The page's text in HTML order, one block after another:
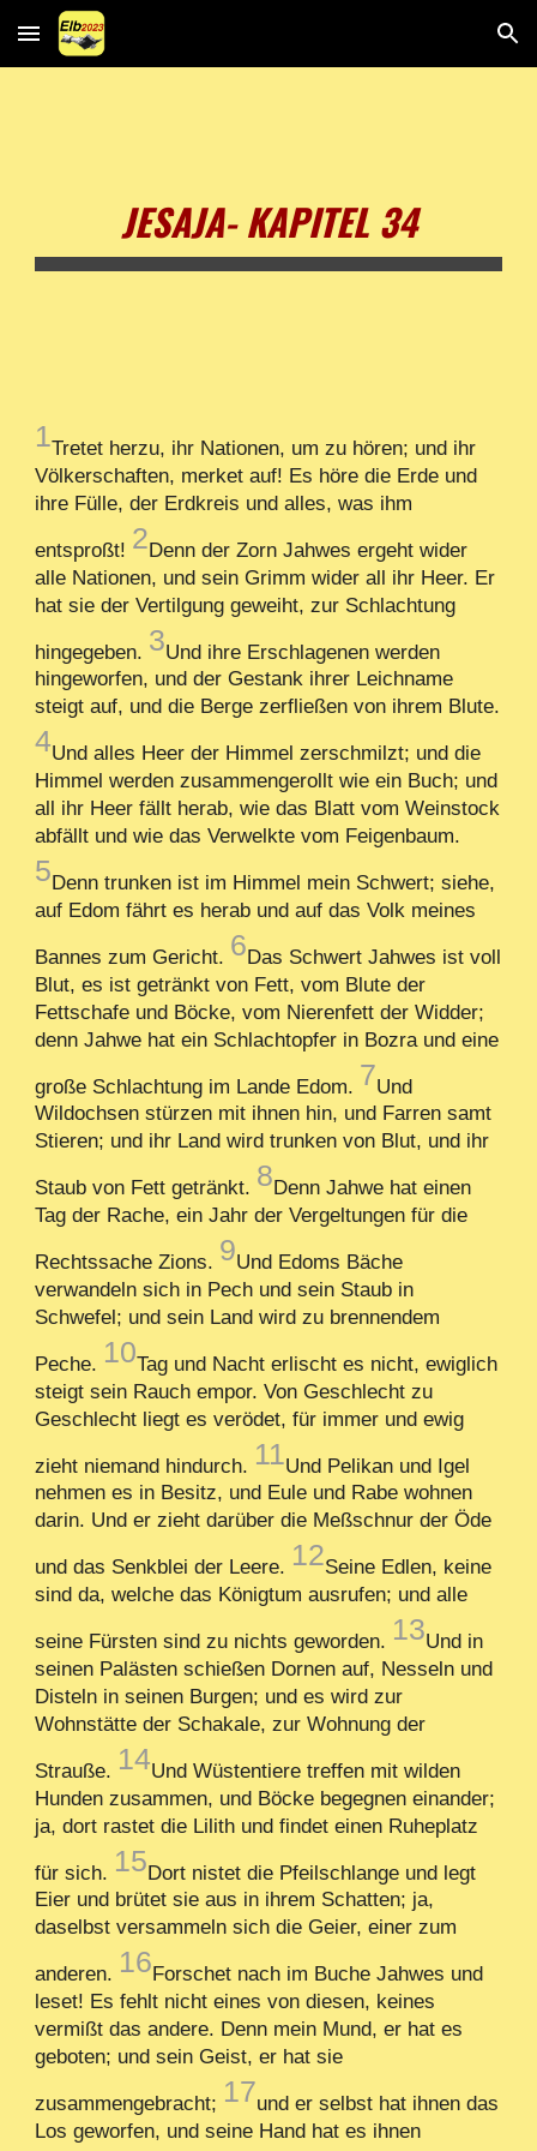
Skip to main content Skip to navigation
JESAJA- KAPITEL 34
1Tretet herzu, ihr Nationen, um zu hören; und ihr
Völkerschaften, merket auf! Es höre die Erde und
ihre Fülle, der Erdkreis und alles, was ihm
entsproßt! 2Denn der Zorn Jahwes ergeht wider
alle Nationen, und sein Grimm wider all ihr Heer. Er
hat sie der Vertilgung geweiht, zur Schlachtung
hingegeben. 3Und ihre Erschlagenen werden
hingeworfen, und der Gestank ihrer Leichname
steigt auf, und die Berge zerfließen von ihrem Blute.
4Und alles Heer der Himmel zerschmilzt; und die
Himmel werden zusammengerollt wie ein Buch; und
all ihr Heer fällt herab, wie das Blatt vom Weinstock
abfällt und wie das Verwelkte vom Feigenbaum.
5Denn trunken ist im Himmel mein Schwert; siehe,
auf Edom fährt es herab und auf das Volk meines
Bannes zum Gericht. 6Das Schwert Jahwes ist voll
Blut, es ist getränkt von Fett, vom Blute der
Fettschafe und Böcke, vom Nierenfett der Widder;
denn Jahwe hat ein Schlachtopfer in Bozra und eine
große Schlachtung im Lande Edom. 7Und
Wildochsen stürzen mit ihnen hin, und Farren samt
Stieren; und ihr Land wird trunken von Blut, und ihr
Staub von Fett getränkt. 8Denn Jahwe hat einen
Tag der Rache, ein Jahr der Vergeltungen für die
Rechtssache Zions. 9Und Edoms Bäche
verwandeln sich in Pech und sein Staub in
Schwefel; und sein Land wird zu brennendem
Peche. 10Tag und Nacht erlischt es nicht, ewiglich
steigt sein Rauch empor. Von Geschlecht zu
Geschlecht liegt es verödet, für immer und ewig
zieht niemand hindurch. 11Und Pelikan und Igel
nehmen es in Besitz, und Eule und Rabe wohnen
darin. Und er zieht darüber die Meßschnur der Öde
und das Senkblei der Leere. 12Seine Edlen, keine
sind da, welche das Königtum ausrufen; und alle
seine Fürsten sind zu nichts geworden. 13Und in
seinen Palästen schießen Dornen auf, Nesseln und
Disteln in seinen Burgen; und es wird zur
Wohnstätte der Schakale, zur Wohnung der
Strauße. 14Und Wüstentiere treffen mit wilden
Hunden zusammen, und Böcke begegnen einander;
ja, dort rastet die Lilith und findet einen Ruheplatz
für sich. 15Dort nistet die Pfeilschlange und legt
Eier und brütet sie aus in ihrem Schatten; ja,
daselbst versammeln sich die Geier, einer zum
anderen. 16Forschet nach im Buche Jahwes und
leset! Es fehlt nicht eines von diesen, keines
vermißt das andere. Denn mein Mund, er hat es
geboten; und sein Geist, er hat sie
zusammengebracht; 17und er selbst hat ihnen das
Los geworfen, und seine Hand hat es ihnen